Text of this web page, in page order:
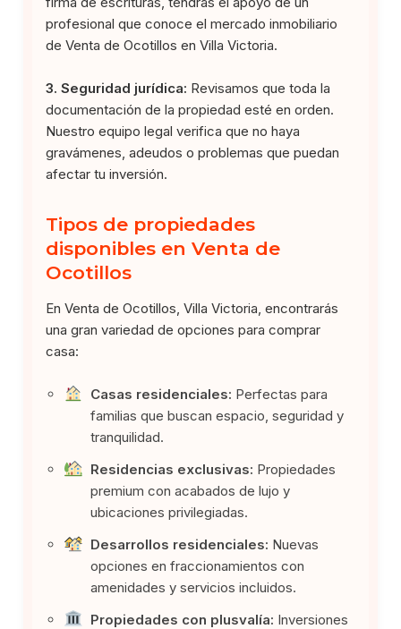
profesional que conoce el mercado inmobiliario
de Venta de Ocotillos en Villa Victoria.
3. Seguridad jurídica: Revisamos que toda la
documentación de la propiedad esté en orden.
Nuestro equipo legal verifica que no haya
gravámenes, adeudos o problemas que puedan
afectar tu inversión.
Tipos de propiedades
disponibles en Venta de
Ocotillos
En Venta de Ocotillos, Villa Victoria, encontrarás
una gran variedad de opciones para comprar
casa:
Casas residenciales: Perfectas para
familias que buscan espacio, seguridad y
tranquilidad.
Residencias exclusivas: Propiedades
premium con acabados de lujo y
ubicaciones privilegiadas.
Desarrollos residenciales: Nuevas
opciones en fraccionamientos con
amenidades y servicios incluidos.
Propiedades con plusvalía: Inversiones